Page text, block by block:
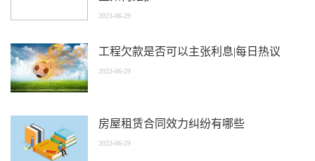
2023-06-29
工程欠款是否可以主张利息|每日热议
2023-06-29
房屋租赁合同效力纠纷有哪些
2023-06-29